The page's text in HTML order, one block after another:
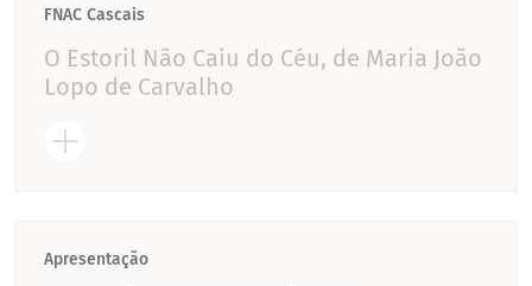
FNAC Cascais
O Estoril Não Caiu do Céu, de Maria João
Lopo de Carvalho
Apresentação